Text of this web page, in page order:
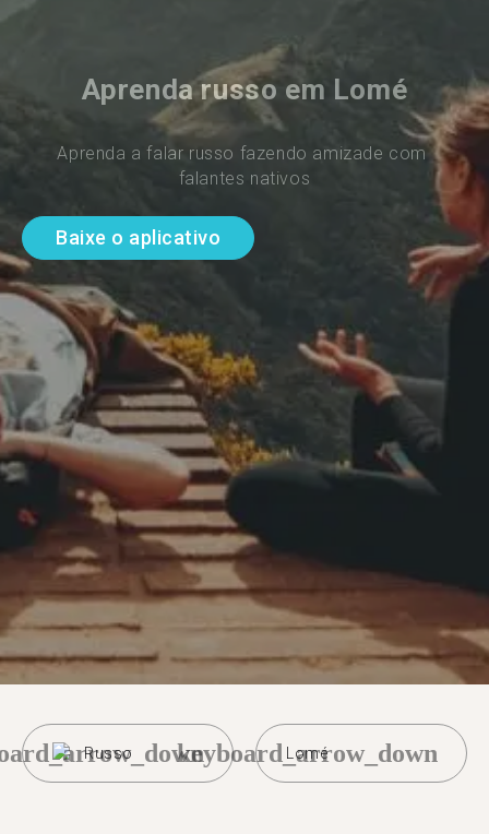
Aprenda russo em Lomé
Aprenda a falar russo fazendo amizade com
falantes nativos
Baixe o aplicativo
Russo Lomé
keyboard_arrow_down